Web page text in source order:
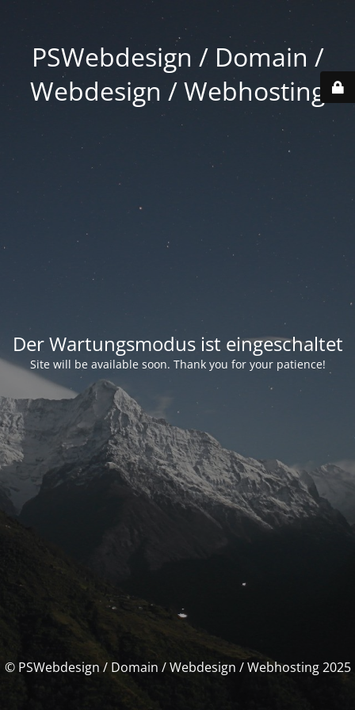
PSWebdesign / Domain /
Webdesign / Webhosting
Der Wartungsmodus ist eingeschaltet
Site will be available soon. Thank you for your patience!
© PSWebdesign / Domain / Webdesign / Webhosting 2025